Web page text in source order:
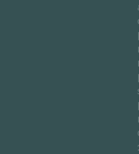
|
|
|